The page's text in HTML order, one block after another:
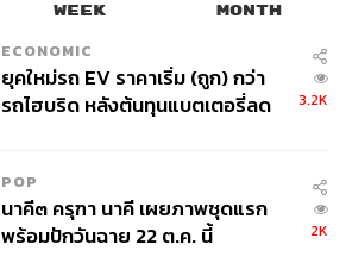
WEEK MONTH
ECONOMIC
ยุคใหม่รถ EV ราคาเริ่ม (ถูก) กว่า
รถไฮบริด หลังต้นทุนแบตเตอรี่ลด
3.2K
POP
นาคี๓ ครุฑา นาคี เผยภาพชุดแรก
พร้อมปักวันฉาย 22 ต.ค. นี้
2K